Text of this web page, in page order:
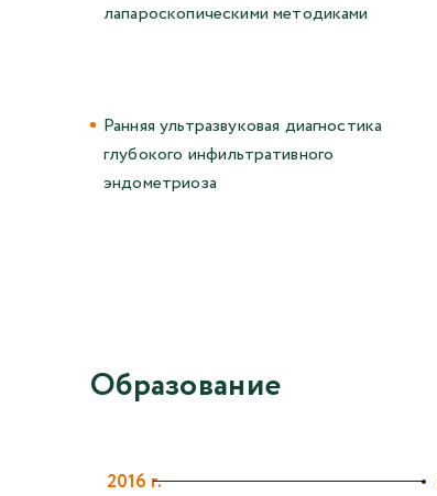
лапароскопическими методиками
Ранняя ультразвуковая диагностика
глубокого инфильтративного
эндометриоза
Образование
2016 г.